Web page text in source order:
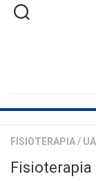
Saltar
FISIOTERAPIA/